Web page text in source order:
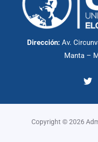
Dirección:Av.
Manta –
Copyright © 2026